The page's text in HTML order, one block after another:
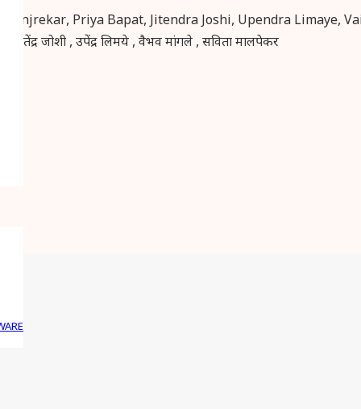
Priya Bapat, Jitendra Joshi, Upendra Limaye,
जितेंद्र जोशी , उपेंद्र लिमये , वैभव मांगले , सविता मालपेकर